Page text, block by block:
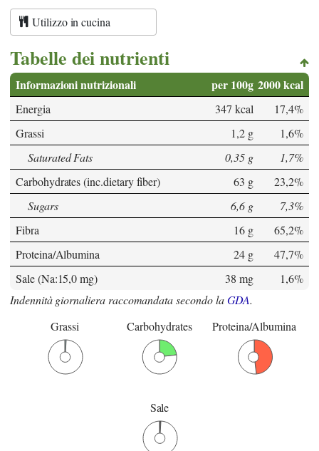
Utilizzo in cucina
Tabelle dei nutrienti
Informazioni nutrizionali per 100g 2000 kcal
Energia 347 kcal
17,4%
Grassi
1,2 g
1,6%
Saturated Fats
0,35 g
1,7%
Carbohydrates (inc.dietary fiber)
63 g
23,2%
Sugars
6,6 g
7,3%
Fibra
16 g
65,2%
Proteina/Albumina
24 g
47,7%
Sale (Na:15,0 mg)
38 mg
1,6%
Indennità giornaliera raccomandata secondo laGDA.
Grassi
Carbohydrates Proteina/Albumina
Sale